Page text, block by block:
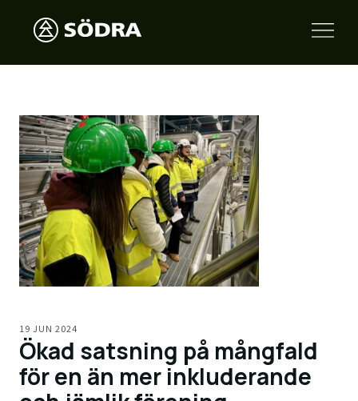
19 JUN 2024
Ökad satsning på mångfald
för en än mer inkluderande